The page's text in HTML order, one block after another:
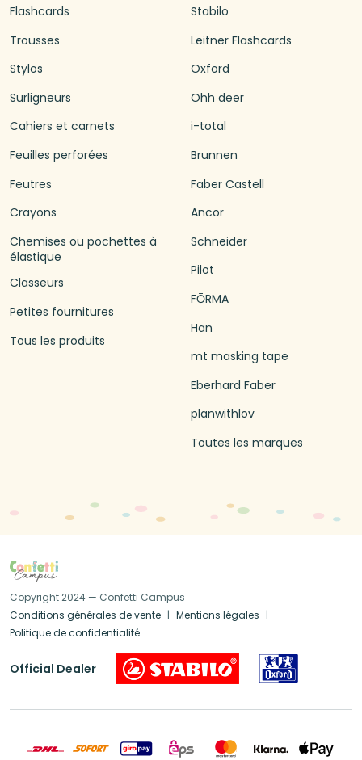
Flashcards
Trousses
Stylos
Surligneurs
Cahiers et carnets
Feuilles perforées
Feutres
Crayons
Chemises ou pochettes à
élastique
Classeurs
Petites fournitures
Tous les produits
Stabilo
Leitner Flashcards
Oxford
Ohh deer
i-total
Brunnen
Faber Castell
Ancor
Schneider
Pilot
FŌRMA
Han
mt masking tape
Eberhard Faber
planwithlov
Toutes les marques
Copyright 2024 — Confetti Campus
Conditions générales de vente
Mentions légales
Politique de confidentialité
Official Dealer